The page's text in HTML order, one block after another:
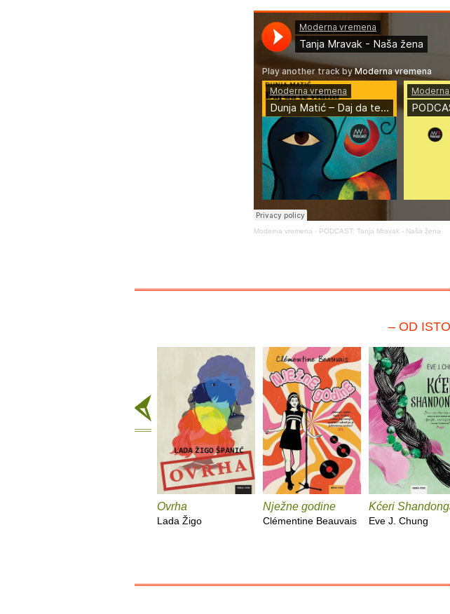
Moderna vremena · PODCAST: Tanja Mravak - Naša žena
– OD
Ovrha
Lada Žigo
Nježne godine
Clémentine Beauvais
Kćeri
Eve J. Chung